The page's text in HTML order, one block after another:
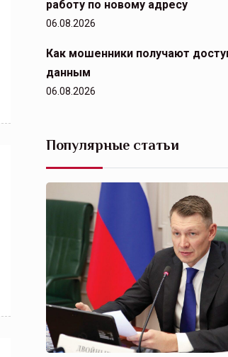
работу по новому адресу
06.08.2026
Как мошенники получают
данным
06.08.2026
Популярные статьи